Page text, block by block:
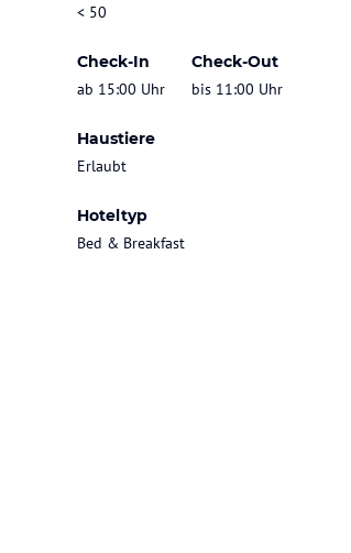
< 50
Check-In
ab 15:00 Uhr
Check-Out
bis 11:00 Uhr
Haustiere
Erlaubt
Hoteltyp
Bed & Breakfast